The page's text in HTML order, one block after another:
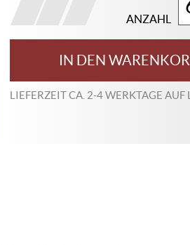
ANZAHL
IN DEN
LIEFERZEIT CA. 2-4 WERKTAGE AUF